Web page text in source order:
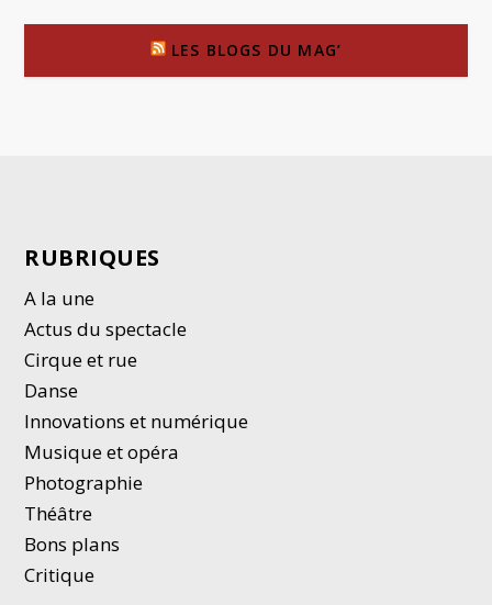
LES BLOGS DU MAG’
RUBRIQUES
A la une
Actus du spectacle
Cirque et rue
Danse
Innovations et numérique
Musique et opéra
Photographie
Théâtre
Bons plans
Critique